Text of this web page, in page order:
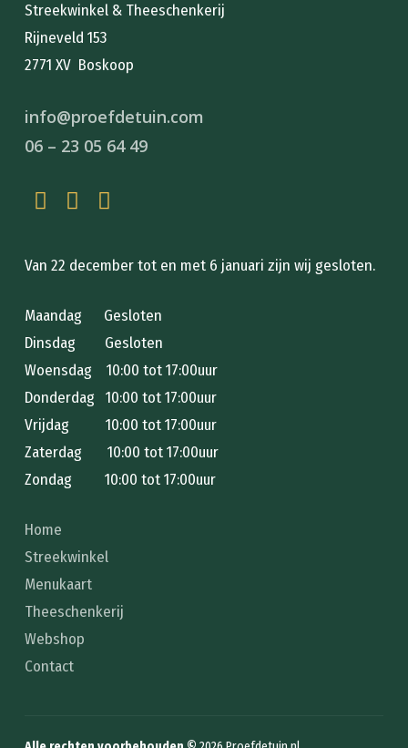
Streekwinkel & Theeschenkerij
Rijneveld 153
2771 XV Boskoop
info@proefdetuin.com
06 – 23 05 64 49
Van 22 december tot en met 6 januari zijn wij gesloten.
Maandag Gesloten
Dinsdag Gesloten
Woensdag 10:00 tot 17:00uur
Donderdag 10:00 tot 17:00uur
Vrijdag 10:00 tot 17:00uur
Zaterdag 10:00 tot 17:00uur
Zondag 10:00 tot 17:00uur
Home
Streekwinkel
Menukaart
Theeschenkerij
Webshop
Contact